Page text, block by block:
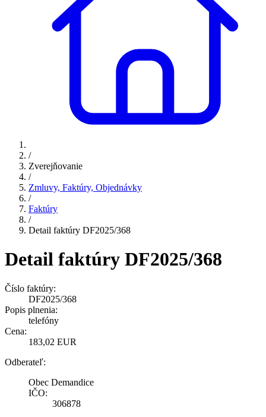
/
Zverejňovanie
/
Zmluvy, Faktúry, Objednávky
/
Faktúry
/
Detail faktúry DF2025/368
Detail faktúry DF2025/368
Číslo faktúry:
DF2025/368
Popis plnenia:
telefóny
Cena:
183,02 EUR
Odberateľ:
Obec Demandice
IČO:
306878